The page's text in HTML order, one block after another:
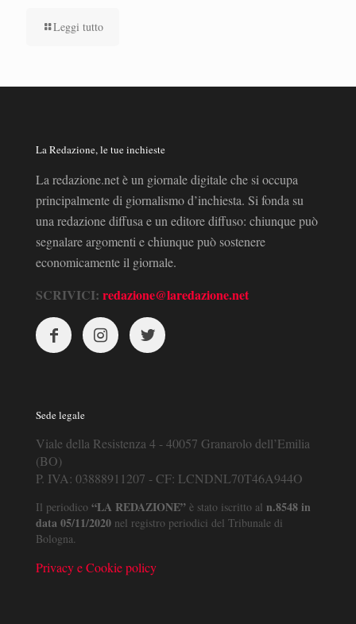
Leggi tutto
La Redazione, le tue inchieste
La redazione.net è un giornale digitale che si occupa
principalmente di giornalismo d’inchiesta. Si fonda su
una redazione diffusa e un editore diffuso: chiunque può
segnalare argomenti e chiunque può sostenere
economicamente il giornale.
SCRIVICI: redazione@laredazione.net
Sede legale
Viale della Resistenza 4 - 40057 Granarolo dell’Emilia
(BO)
P. IVA: 03888911207 - CF: LCNDNL70T46A944O
Il periodico “LA REDAZIONE” è stato iscritto al n.8548 in
data 05/11/2020 nel registro periodici del Tribunale di
Bologna.
Privacy e Cookie policy